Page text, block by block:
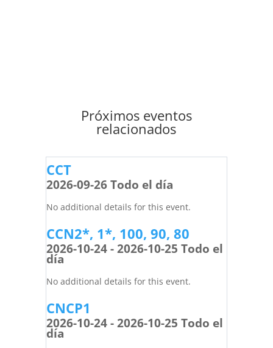
Próximos eventos
relacionados
CCT
2026-09-26 Todo el día
No additional details for this event.
CCN2*, 1*, 100, 90, 80
2026-10-24 - 2026-10-25 Todo el
día
No additional details for this event.
CNCP1
2026-10-24 - 2026-10-25 Todo el
día